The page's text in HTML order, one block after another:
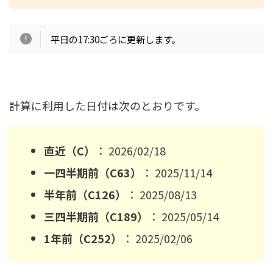
平日の17:30ごろに更新します。
計算に利用した日付は次のとおりです。
直近（C）
： 2026/02/18
一四半期前（C63）
： 2025/11/14
半年前（C126）
： 2025/08/13
三四半期前（C189）
： 2025/05/14
1年前（C252）
： 2025/02/06